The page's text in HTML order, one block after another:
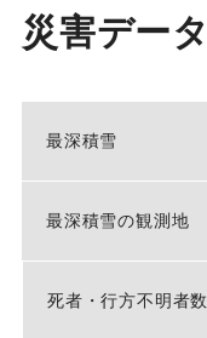
災害データ
最深積雪
最深積雪の観測地
死者・行方不明者数